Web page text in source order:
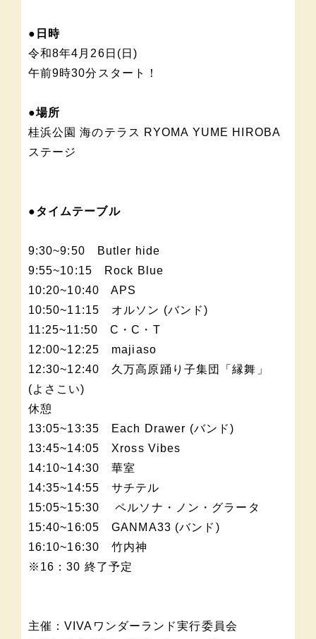
●日時
令和8年4月26日(日)
午前9時30分スタート！
●場所
桂浜公園 海のテラス RYOMA YUME HIROBA
ステージ
●タイムテーブル
9:30~9:50 Butler hide
9:55~10:15 Rock Blue
10:20~10:40 APS
10:50~11:15 オルソン (バンド)
11:25~11:50 C・C・T
12:00~12:25 majiaso
12:30~12:40 久万高原踊り子集団「縁舞」
(よさこい)
休憩
13:05~13:35 Each Drawer (バンド)
13:45~14:05 Xross Vibes
14:10~14:30 華室
14:35~14:55 サチテル
15:05~15:30 ペルソナ・ノン・グラータ
15:40~16:05 GANMA33 (バンド)
16:10~16:30 竹内神
※16：30 終了予定
主催：VIVAワンダーランド実行委員会